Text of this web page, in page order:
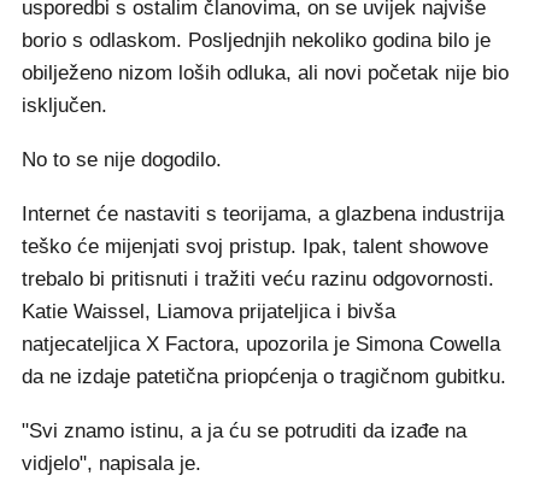
usporedbi s ostalim članovima, on se uvijek najviše
borio s odlaskom. Posljednjih nekoliko godina bilo je
obilježeno nizom loših odluka, ali novi početak nije bio
isključen.
No to se nije dogodilo.
Internet će nastaviti s teorijama, a glazbena industrija
teško će mijenjati svoj pristup. Ipak, talent showove
trebalo bi pritisnuti i tražiti veću razinu odgovornosti.
Katie Waissel, Liamova prijateljica i bivša
natjecateljica X Factora, upozorila je Simona Cowella
da ne izdaje patetična priopćenja o tragičnom gubitku.
"Svi znamo istinu, a ja ću se potruditi da izađe na
vidjelo", napisala je.